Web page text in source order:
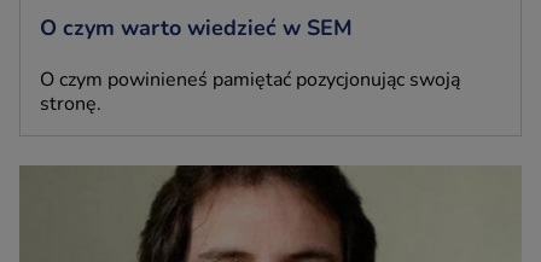
O czym warto wiedzieć w SEM
O czym powinieneś pamiętać pozycjonując swoją
stronę.